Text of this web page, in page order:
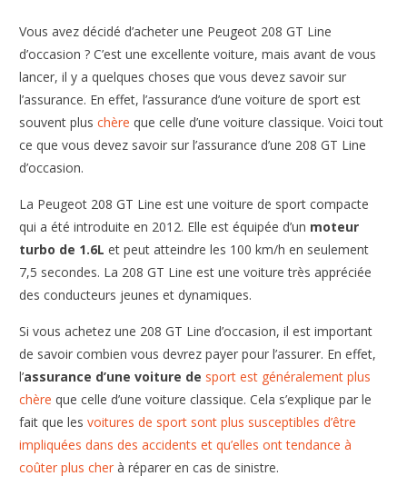
Vous avez décidé d’acheter une Peugeot 208 GT Line
d’occasion ? C’est une excellente voiture, mais avant de vous
lancer, il y a quelques choses que vous devez savoir sur
l’assurance. En effet, l’assurance d’une voiture de sport est
souvent pluschère que celle d’une voiture classique. Voici tout
ce que vous devez savoir sur l’assurance d’une 208 GT Line
d’occasion.
La Peugeot 208 GT Line est une voiture de sport compacte
qui a été introduite en 2012. Elle est équipée d’un moteur
turbo de 1.6L et peut atteindre les 100 km/h en seulement
7,5 secondes. La 208 GT Line est une voiture très appréciée
des conducteurs jeunes et dynamiques.
Si vous achetez une 208 GT Line d’occasion, il est important
de savoir combien vous devrez payer pour l’assurer. En effet,
l’assurance d’une voiture de sport est généralement plus
chère que celle d’une voiture classique. Cela s’explique par le
fait que lesvoitures de sport sont plus susceptibles d’être
impliquées dans des accidents et qu’elles ont tendance à
coûter plus cher à réparer en cas de sinistre.